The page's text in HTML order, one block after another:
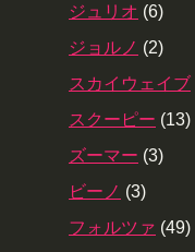
ジュリオ (6)
ジョルノ (2)
スカイウェイブ
スクーピー (13)
ズーマー (3)
ビーノ (3)
フォルツァ (49)